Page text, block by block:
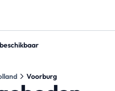
Voorburg